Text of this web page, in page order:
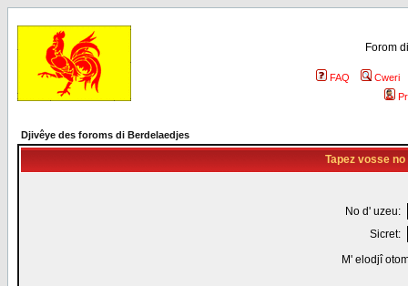
Forom
FAQ
Cweri
Djivêye des foroms di Berdelaedjes
Tapez vosse
No d' uzeu:
Sicret:
M' elodjî